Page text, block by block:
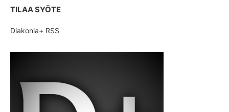
TILAA SYÖTE
Diakonia+ RSS